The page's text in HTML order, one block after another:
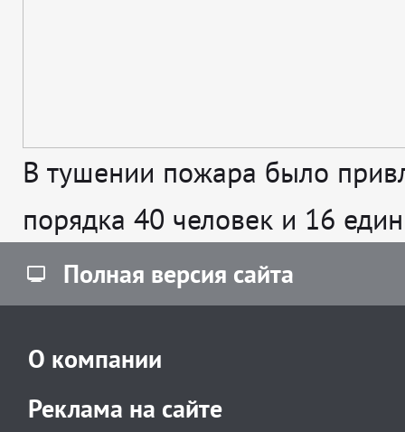
В тушении пожара было
порядка 40 человек и 16
Полная версия сайта
О компании
Реклама на сайте